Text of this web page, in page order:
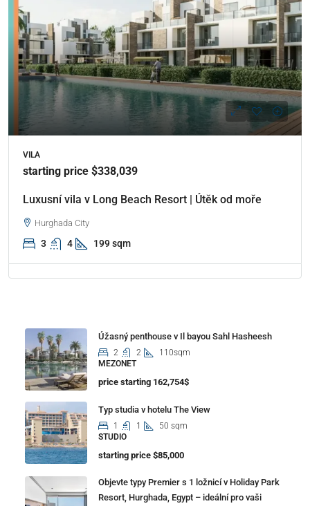
VILA
starting price $338,039
Luxusní vila v Long Beach Resort | Útěk od moře
Hurghada City
3 4 199 sqm
Úžasný penthouse v Il bayou Sahl Hasheesh
2 2
110sqm
MEZONET
price starting 162,754$
Typ studia v hotelu The View
1 1
50 sqm
STUDIO
starting price $85,000
Objevte typy Premier s 1 ložnicí v Holiday Park
Resort, Hurghada, Egypt – ideální pro vaši